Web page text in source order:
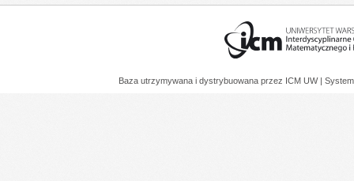
Baza utrzymywana i dystrybuowana przez ICM UW |